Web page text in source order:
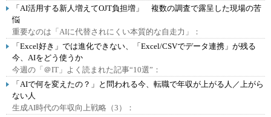
「AI活用する新人増えてOJT負担増」 複数の調査で露呈した現場の苦
悩
重要なのは「AIに代替されにくい本質的な自走力」：
「Excel好き」では進化できない、「Excel/CSVでデータ連携」が残る
今、AIをどう使うか
今週の「＠IT」よく読まれた記事“10選”：
「AIで何を変えたの？」と問われる今、転職で年収が上がる人／上がら
ない人
生成AI時代の年収向上戦略（3）：